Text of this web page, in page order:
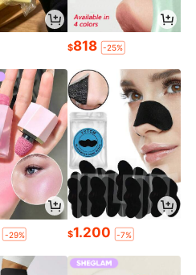
$818 -25%
-29% $1.200 -7%